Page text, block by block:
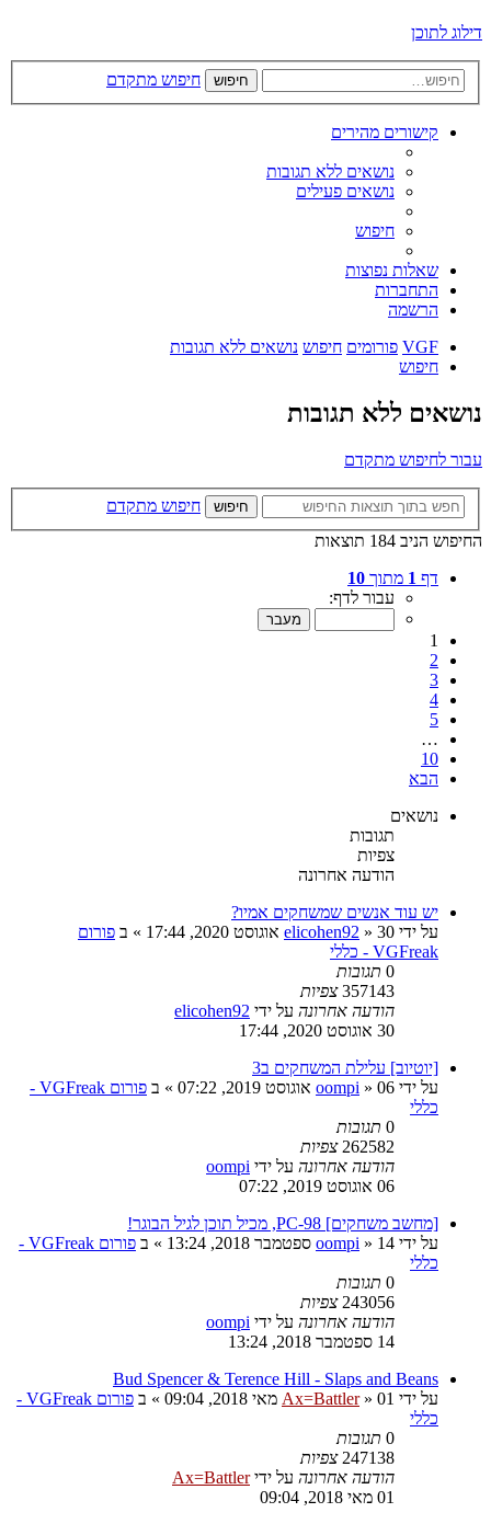
דילוג לתוכן
חיפוש חיפוש מתקדם
קישורים מהירים
נושאים ללא תגובות
נושאים פעילים
חיפוש
שאלות נפוצות
התחברות
הרשמה
VGF פורומים חיפוש נושאים ללא תגובות
חיפוש
נושאים ללא תגובות
עבור לחיפוש מתקדם
חיפוש
חיפוש מתקדם
החיפוש הניב 184 תוצאות
דף 1 מתוך 10
עבור לדף:
1
2
3
4
5
…
10
הבא
נושאים
תגובות
צפיות
הודעה אחרונה
יש עוד אנשים שמשחקים אמיו?
על ידי
elicohen92 » 30 אוגוסט 2020, 17:44 » ב פורום
VGFreak - כללי
0 תגובות
357143 צפיות
הודעה אחרונה על ידי elicohen92
30 אוגוסט 2020, 17:44
[יוטיוב] עלילת המשחקים ב3
על ידי
oompi » 06 אוגוסט 2019, 07:22 » ב
פורום VGFreak -
כללי
0 תגובות
262582 צפיות
הודעה אחרונה על ידי oompi
06 אוגוסט 2019, 07:22
[מחשב משחקים] PC-98, מכיל תוכן לגיל הבוגר!
על ידי
oompi » 14 ספטמבר 2018, 13:24 » ב
פורום VGFreak -
כללי
0 תגובות
243056 צפיות
הודעה אחרונה על ידי oompi
14 ספטמבר 2018, 13:24
Bud Spencer & Terence Hill - Slaps and Beans
על ידי
Ax=Battler» 01 מאי 2018, 09:04 » ב
פורום VGFreak -
כללי
0 תגובות
247138 צפיות
הודעה אחרונה על ידיAx=Battler
01 מאי 2018, 09:04